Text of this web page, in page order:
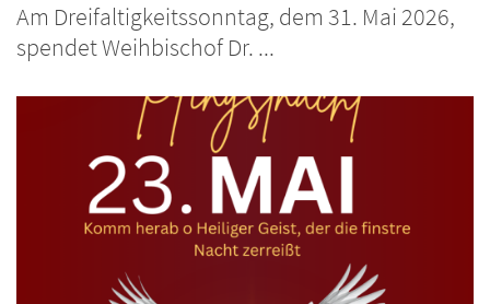
Am Dreifaltigkeitssonntag, dem 31. Mai 2026,
spendet Weihbischof Dr. ...